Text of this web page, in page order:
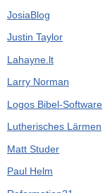
JosiaBlog
Justin Taylor
Lahayne.lt
Larry Norman
Logos Bibel-Software
Lutherisches Lärmen
Matt Studer
Paul Helm